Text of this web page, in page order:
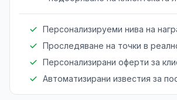
Персонализируеми нива на
Проследяване на точки в
Персонализирани оферти за
Автоматизирани известия за